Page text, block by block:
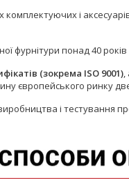
і
фурнітури понад 40
(зокрема ISO 9001)
європейського ринку
і тестування